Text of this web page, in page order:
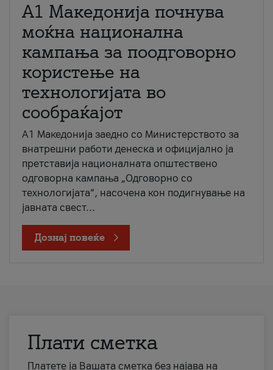
A1 Македонија почнува
моќна национална
кампања за поодговорно
користење на
технологијата во
сообраќајот
A1 Македонија заедно со Министерството за
внатрешни работи денеска и официјално ја
претставија националната општествено
одговорна кампања „Одговорно со
технологијата“, насочена кон подигнување на
јавната свест...
Дознај повеќе
Плати сметка
Платете ја Вашата сметка без најава на